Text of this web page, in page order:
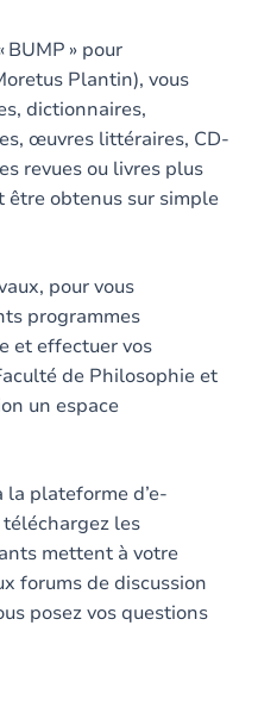
BUMP » pour
Plantin), vous
dictionnaires,
œuvres littéraires, CD-
revues ou livres plus
être obtenus sur simple
pour vous
programmes
et effectuer vos
de Philosophie et
un espace
la plateforme d’e-
les
mettent à votre
forums de discussion
posez vos questions